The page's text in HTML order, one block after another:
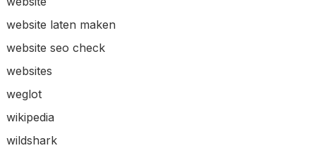
website laten maken
website seo check
websites
weglot
wikipedia
wildshark